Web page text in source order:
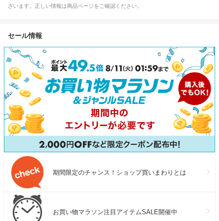
ざいます。正しい情報は商品ページをご確認ください。
セール情報
期間限定のチャンス！ショップ買いまわりとは
お買い物マラソン注目アイテムSALE開催中